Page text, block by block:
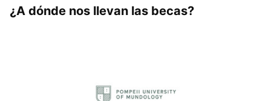
¿A dónde nos llevan las becas?